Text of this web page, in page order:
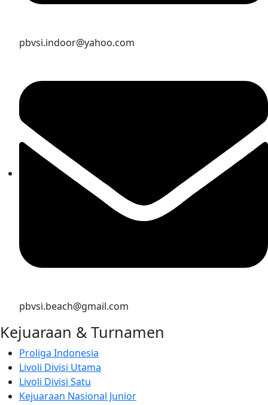
pbvsi.indoor@yahoo.com
pbvsi.beach@gmail.com
Kejuaraan & Turnamen
Proliga Indonesia
Livoli Divisi Utama
Livoli Divisi Satu
Kejuaraan Nasional Junior